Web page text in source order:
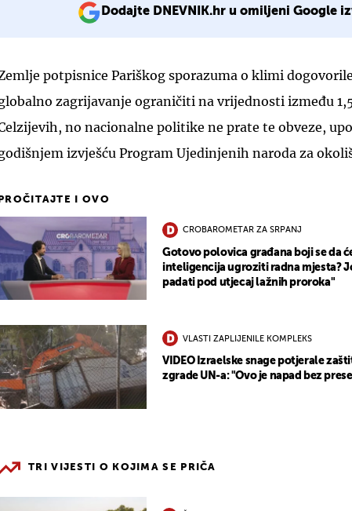
Dodajte DNEVNIK.hr u omiljeni Google
potpisnice Pariškog sporazuma o klimi dogovorile
zagrijavanje ograničiti na vrijednosti između
no nacionalne politike ne prate te obveze,
izvješću Program Ujedinjenih naroda za
PROČITAJTE I OVO
CROBAROMETAR ZA SRPANJ
Gotovo polovica građana boji se da
inteligencija ugroziti radna mjesta?
padati pod utjecaj lažnih proroka"
VLASTI ZAPLIJENILE KOMPLEKS
VIDEO Izraelske snage potjerale
zgrade UN-a: "Ovo je napad bez
TRI VIJESTI O KOJIMA SE PRIČA